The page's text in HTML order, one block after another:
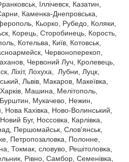
Іллічевск, Казатин,
Каменка-Днепровська,
Кьорко, Рубедо, Коляки,
Корець, Сторобинець, Корость,
Котельва, Київ, Котовськ,
Червоноперекоп,
Червоний Луч, Кролевець,
Ліхіт, Лохуха, Лубни, Луцк,
Львів, Макаров, Макеївка,
Машина, Мелітополь,
Мукачево, Нежин,
Кахівка, Ново-Волинський,
Буг, Носсовка, Карлівка,
Першомайськ, Слов'янськ,
Петропозаловка, Полонне,
Токмак, словуво, Решітоловка,
Рівно, Самбор, Семенівка,